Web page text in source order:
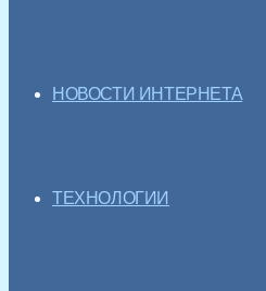
НОВОСТИ ИНТЕРНЕТА
ТЕХНОЛОГИИ